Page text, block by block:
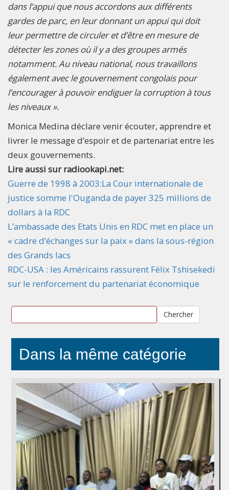
dans l’appui que nous accordons aux différents
gardes de parc, en leur donnant un appui qui doit
leur permettre de circuler et d’être en mesure de
détecter les zones où il y a des groupes armés
notamment. Au niveau national, nous travaillons
également avec le gouvernement congolais pour
l’encourager à pouvoir endiguer la corruption à tous
les niveaux ».
Monica Medina déclare venir écouter, apprendre et
livrer le message d’espoir et de partenariat entre les
deux gouvernements.
Lire aussi sur radiookapi.net:
Guerre de 1998 à 2003:La Cour internationale de
justice somme l'Ouganda de payer 325 millions de
dollars à la RDC
L’ambassade des Etats Unis en RDC met en place un
« cadre d’échanges sur la paix » dans la sous-région
des Grands lacs
RDC-USA : les Américains rassurent Félix Tshisekedi
sur le renforcement du partenariat économique
Chercher
Dans la même catégorie